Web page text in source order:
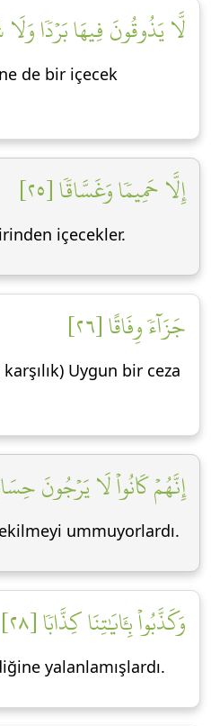
لَّا يَذُوقُونَ فِيهَا بَرۡدٗا وَلَا
de bir içecek
إِلَّا حَمِيمٗا وَغَسَّاقٗا [٢٥]
içecekler.
جَزَآءٗ وِفَاقًا [٢٦]
Uygun bir ceza
إِنَّهُمۡ كَانُواْ لَا يَرۡجُونَ
ummuyorlardı.
وَكَذَّبُواْ بِـَٔايَٰتِنَا كِذَّابٗا [٢٨]
yalanlamışlardı.